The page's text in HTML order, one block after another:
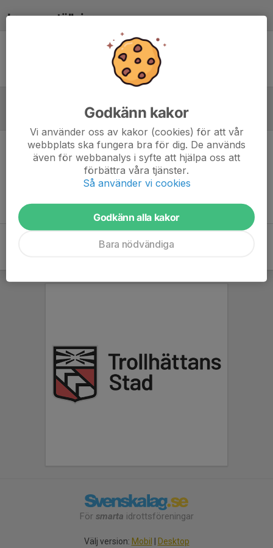
Laguppställning
Ingen uppställning ifylld
Inget referat skrivet
För smarta idrottsföreningar
Välj version: Mobil Desktop
Godkänn kakor
Vi använder oss av kakor (cookies) för att vår
webbplats ska fungera bra för dig. De används
även för webbanalys i syfte att hjälpa oss att
förbättra våra tjänster.
Så använder vi cookies
Godkänn alla kakor
Bara nödvändiga